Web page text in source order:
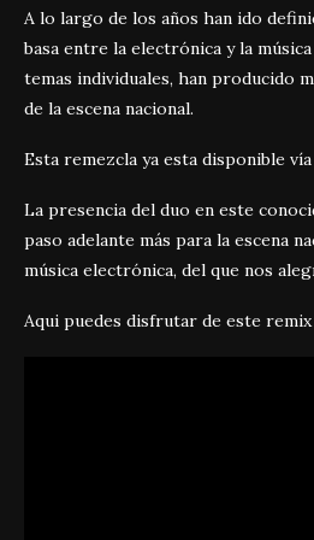
A lo largo de los años han ido
basa entre la electrónica y la música
temas individuales, han producido
de la escena nacional.
Esta remezcla ya esta disponible vía
La presencia del duo en este
paso adelante más para la escena
música electrónica, del que nos
Aqui puedes disfrutar de este